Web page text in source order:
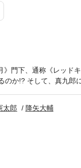
門下、通称《レッド
のか!? そして、真九郎
太郎
降矢大輔